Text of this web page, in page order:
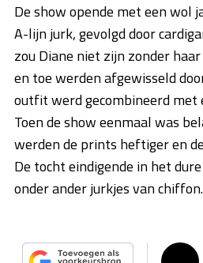
De show opende met een wol
A-lijn jurk, gevolgd door
zou Diane niet zijn zonder
en toe werden afgewisseld
outfit werd gecombineerd met
Toen de show eenmaal was
werden de prints heftiger en
De tocht eindigende in het
onder ander jurkjes van chiffon.